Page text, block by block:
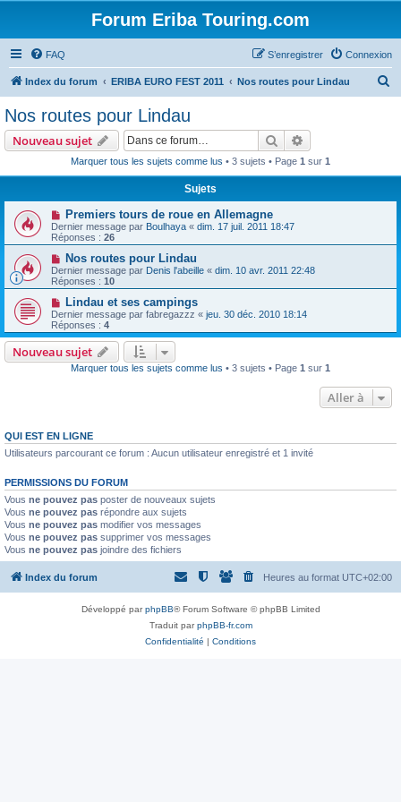
Forum Eriba Touring.com
FAQ Connexion
S’enregistrer
Index du forum ERIBA EURO FEST 2011 Nos routes pour Lindau
Nos routes pour Lindau
Nouveau sujet Rechercher
Marquer tous les sujets comme lus • 3 sujets • Page 1 sur 1
Sujets
Premiers tours de roue en Allemagne
Dernier message par Boulhaya « dim. 17 juil. 2011 18:47
Réponses : 26
Nos routes pour Lindau
Dernier message par Denis l'abeille « dim. 10 avr. 2011 22:48
Réponses : 10
Lindau et ses campings
Dernier message par fabregazzz « jeu. 30 déc. 2010 18:14
Réponses : 4
Nouveau sujet
Marquer tous les sujets comme lus • 3 sujets • Page 1 sur 1
Aller à
QUI EST EN LIGNE
Utilisateurs parcourant ce forum : Aucun utilisateur enregistré et 1 invité
PERMISSIONS DU FORUM
Vous ne pouvez pas poster de nouveaux sujets
Vous ne pouvez pas répondre aux sujets
Vous ne pouvez pas modifier vos messages
Vous ne pouvez pas supprimer vos messages
Vous ne pouvez pas joindre des fichiers
Index du forum Heures au format UTC+02:00
Développé parphpBB® Forum Software © phpBB Limited
Traduit parphpBB-fr.com
Confidentialité | Conditions